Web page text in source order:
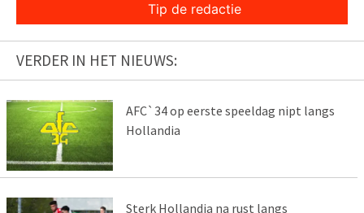
Tip de redactie
VERDER IN HET NIEUWS:
AFC`34 op eerste speeldag nipt langs
Hollandia
Sterk Hollandia na rust langs